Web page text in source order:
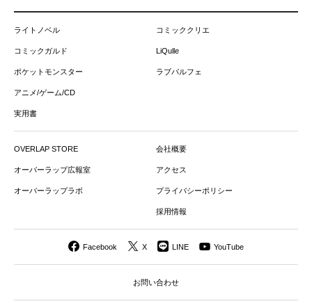
ライトノベル
コミックガルド
ポケットモンスター
アニメ/ゲーム/CD
実用書
コミッククリエ
LiQulle
ラブパルフェ
OVERLAP STORE
オーバーラップ広報室
オーバーラップラボ
会社概要
アクセス
プライバシーポリシー
採用情報
Facebook X LINE YouTube
お問い合わせ